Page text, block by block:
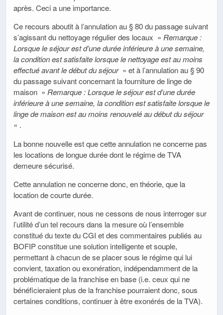
après. Ceci a une importance.
Ce recours aboutit à l’annulation au § 80 du passage suivant
s’agissant du nettoyage régulier des locaux » Remarque :
Lorsque le séjour est d’une durée inférieure à une semaine,
la condition est satisfaite lorsque le nettoyage est au moins
effectué avant le début du séjour» et à l’annulation au § 90
du passage suivant concernant la fourniture de linge de
maison » Remarque : Lorsque le séjour est d’une durée
inférieure à une semaine, la condition est satisfaite lorsque le
linge de maison est au moins renouvelé au début du séjour
« .
La bonne nouvelle est que cette annulation ne concerne pas
les locations de longue durée dont le régime de TVA
demeure sécurisé.
Cette annulation ne concerne donc, en théorie, que la
location de courte durée.
Avant de continuer, nous ne cessons de nous interroger sur
l’utilité d’un tel recours dans la mesure où l’ensemble
constitué du texte du CGI et des commentaires publiés au
BOFIP constitue une solution intelligente et souple,
permettant à chacun de se placer sous le régime qui lui
convient, taxation ou exonération, indépendamment de la
problématique de la franchise en base (i.e. ceux qui ne
bénéficieraient plus de la franchise pourraient donc, sous
certaines conditions, continuer à être exonérés de la TVA).